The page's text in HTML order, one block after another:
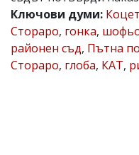
Коментарите
под
статиите
се
въвеждат
Ключови думи:
Стораро, гонка,
районен съд, Пътна
Стораро, глоба, КАТ,